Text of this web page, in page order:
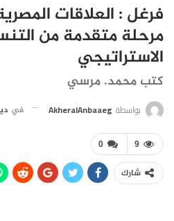
فرغل : العلاقات
مرحلة متقدمة من
الاستراتيجي
كتب محمد. مرسي
بواسطة AkheralAnbaaeg في
0 9
شارك